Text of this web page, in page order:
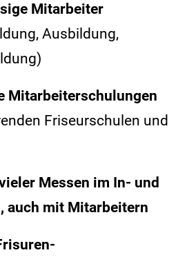
Mitarbeiter
Ausbildung,
Mitarbeiterschulungen
Friseurschulen und
Messen im In- und
auch mit Mitarbeitern